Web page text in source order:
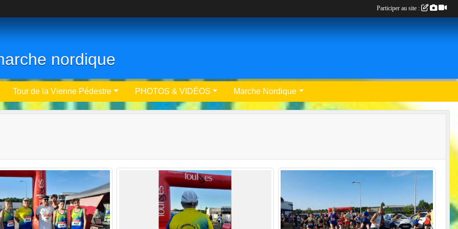
nordique
Tour de la Vienne Pédestre PHOTOS & VIDÉOS Marche Nordique
Participer au site :